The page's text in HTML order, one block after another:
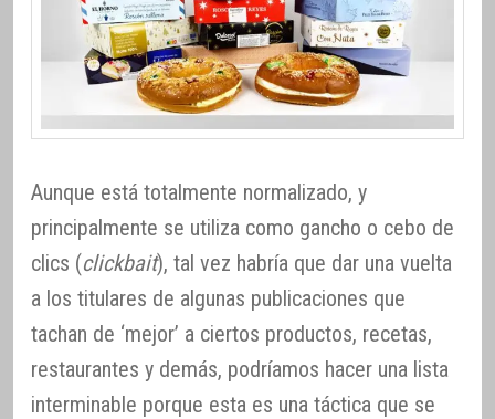
Aunque está totalmente normalizado, y
principalmente se utiliza como gancho o cebo de
clics (clickbait), tal vez habría que dar una vuelta
a los titulares de algunas publicaciones que
tachan de ‘mejor’ a ciertos productos, recetas,
restaurantes y demás, podríamos hacer una lista
interminable porque esta es una táctica que se